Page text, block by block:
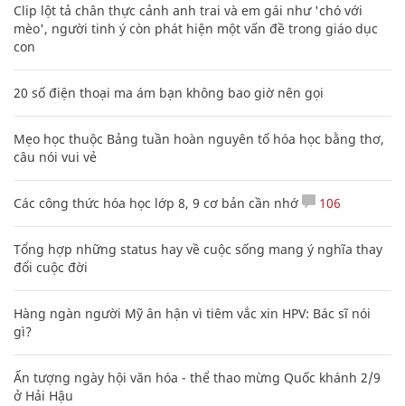
Clip lột tả chân thực cảnh anh trai và em gái như 'chó với
mèo', người tinh ý còn phát hiện một vấn đề trong giáo dục
con
20 số điện thoại ma ám bạn không bao giờ nên gọi
Mẹo học thuộc Bảng tuần hoàn nguyên tố hóa học bằng thơ,
câu nói vui vẻ
Các công thức hóa học lớp 8, 9 cơ bản cần nhớ 106
Tổng hợp những status hay về cuộc sống mang ý nghĩa thay
đổi cuộc đời
Hàng ngàn người Mỹ ân hận vì tiêm vắc xin HPV: Bác sĩ nói
gì?
Ấn tượng ngày hội văn hóa - thể thao mừng Quốc khánh 2/9
ở Hải Hậu